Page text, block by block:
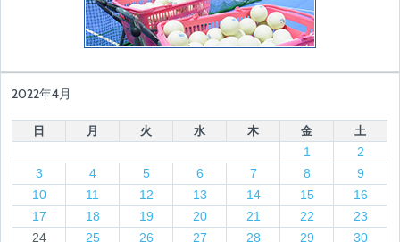
2022年4月
日 月 火 水 木 金 土
1
2
3
4 5 6 7 8
9
10
11 12 13 14 15
16
17
18 19 20 21 22
23
24
25 26 27 28 29
30